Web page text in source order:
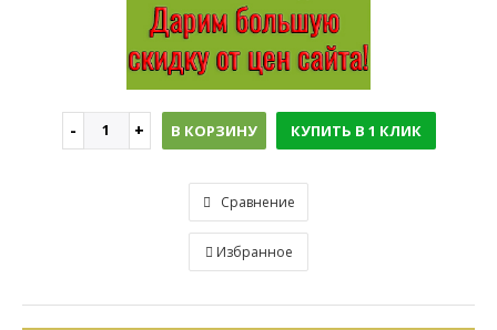
В КОРЗИНУ КУПИТЬ В 1 КЛИК
Сравнение
Избранное